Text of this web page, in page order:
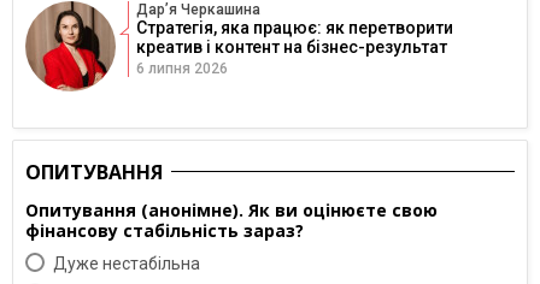
Дарʼя Черкашина
Стратегія, яка працює: як перетворити
креатив і контент на бізнес-результат
6 липня 2026
ОПИТУВАННЯ
Опитування (анонімне). Як ви оцінюєте свою
фінансову стабільність зараз?
Дуже нестабільна